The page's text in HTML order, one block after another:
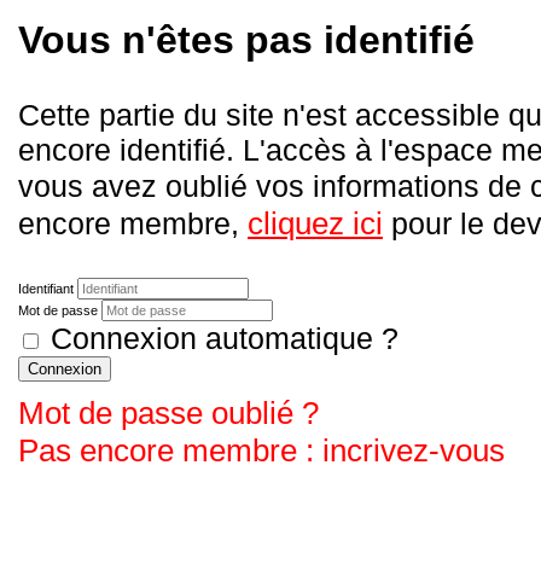
Vous n'êtes pas identifié
Cette partie du site n'est accessible
encore identifié. L'accès à l'espace
vous avez oublié vos informations de
encore membre, cliquez ici pour le
Identifiant
Mot de passe
Connexion automatique ?
Connexion
Mot de passe oublié ?
Pas encore membre : incrivez-vous